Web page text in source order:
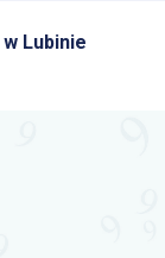
w Lubinie